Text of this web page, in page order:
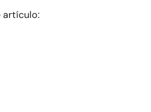
artículo: